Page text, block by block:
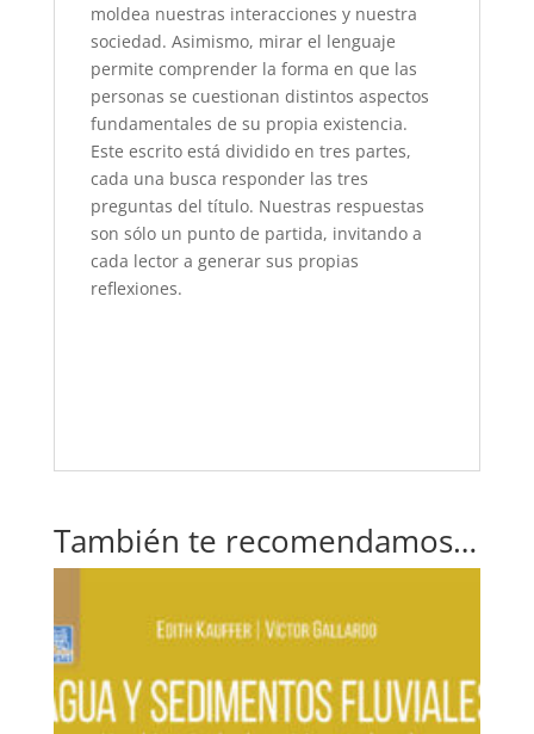
moldea nuestras interacciones y nuestra
sociedad. Asimismo, mirar el lenguaje
permite comprender la forma en que las
personas se cuestionan distintos aspectos
fundamentales de su propia existencia.
Este escrito está dividido en tres partes,
cada una busca responder las tres
preguntas del título. Nuestras respuestas
son sólo un punto de partida, invitando a
cada lector a generar sus propias
reflexiones.
También te recomendamos…